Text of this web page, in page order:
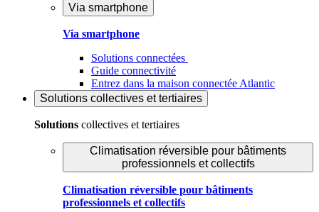
Via smartphone
Via smartphone
Solutions connectées
Guide connectivité
Entrez dans la maison connectée Atlantic
Solutions collectives et tertiaires
Solutions collectives et tertiaires
Climatisation réversible pour bâtiments
professionnels et collectifs
Climatisation réversible pour bâtiments
professionnels et collectifs